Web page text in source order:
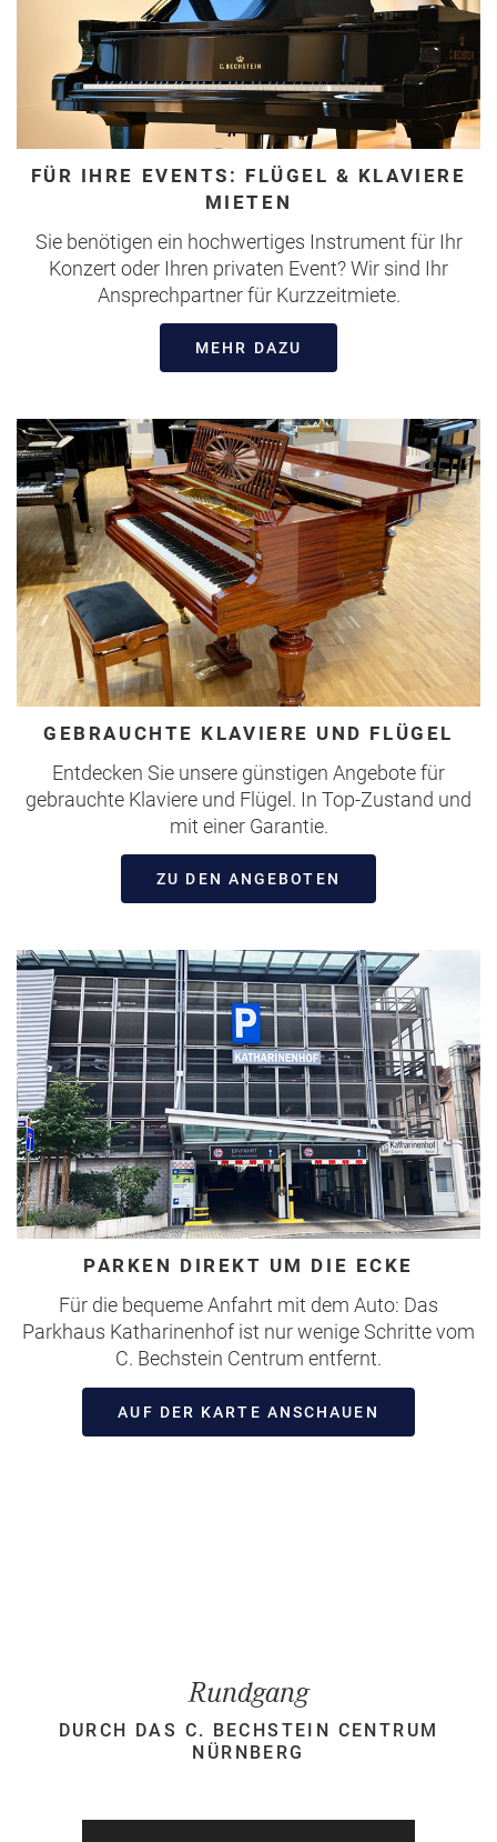
FÜR IHRE EVENTS: FLÜGEL & KLAVIERE
MIETEN
Sie benötigen ein hochwertiges Instrument für Ihr
Konzert oder Ihren privaten Event? Wir sind Ihr
Ansprechpartner für Kurzzeitmiete.
MEHR DAZU
GEBRAUCHTE KLAVIERE UND FLÜGEL
Entdecken Sie unsere günstigen Angebote für
gebrauchte Klaviere und Flügel. In Top-Zustand und
mit einer Garantie.
ZU DEN ANGEBOTEN
PARKEN DIREKT UM DIE ECKE
Für die bequeme Anfahrt mit dem Auto: Das
Parkhaus Katharinenhof ist nur wenige Schritte vom
C. Bechstein Centrum entfernt.
AUF DER KARTE ANSCHAUEN
Rundgang
DURCH DAS C. BECHSTEIN CENTRUM
NÜRNBERG